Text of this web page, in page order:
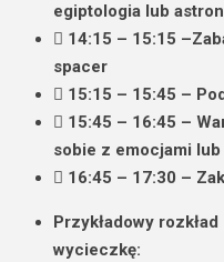
egiptologia lub
14:15 – 15:15 –
spacer
15:15 – 15:45 –
15:45 – 16:45 –
sobie z emocjami
16:45 – 17:30 –
Przykładowy
wycieczkę: